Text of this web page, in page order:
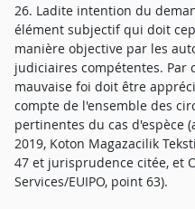
26. Ladite intention du
élément subjectif qui doit
manière objective par les
judiciaires compétentes. Par
mauvaise foi doit être
compte de l'ensemble des
pertinentes du cas d'espèce
2019, Koton Magazacilik
47 et jurisprudence citée, et
Services/EUIPO, point 63).